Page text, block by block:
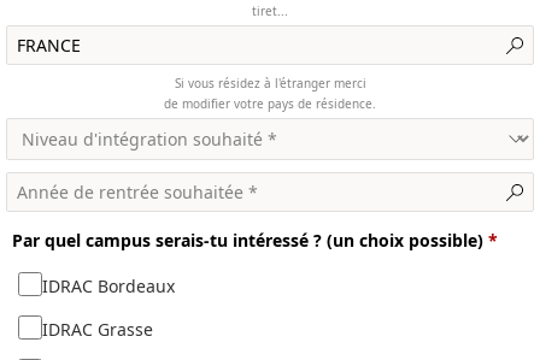
tiret...
Si vous résidez à l'étranger merci
de modifier votre pays de résidence.
Par quel campus serais-tu intéressé ? (un choix possible) *
IDRAC Bordeaux
IDRAC Grasse